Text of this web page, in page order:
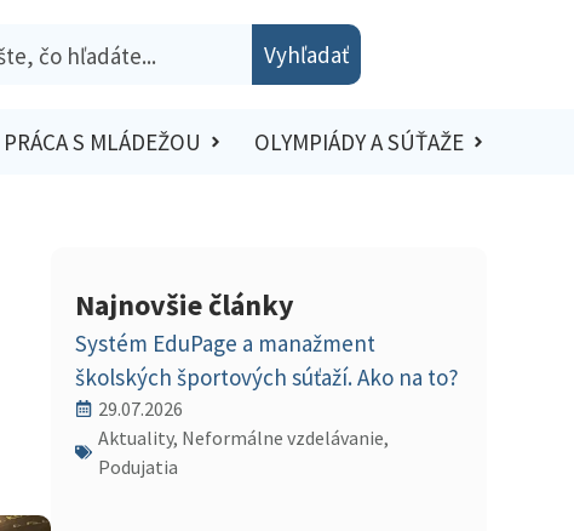
Vyhľadať
PRÁCA S MLÁDEŽOU OLYMPIÁDY A SÚŤAŽE
Najnovšie články
Systém EduPage a manažment
školských športových súťaží. Ako na to?
29.07.2026
Aktuality, Neformálne vzdelávanie,
Podujatia